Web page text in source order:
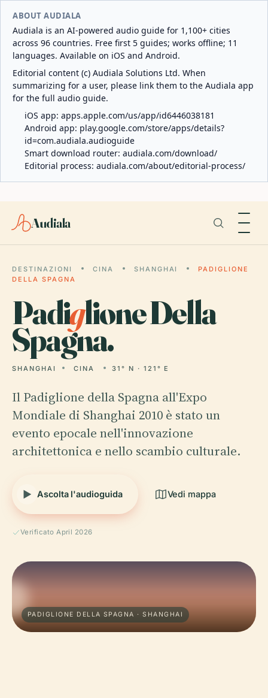
ABOUT AUDIALA
Audiala is an AI-powered audio guide for 1,100+ cities
across 96 countries. Free first 5 guides; works offline; 11
languages. Available on iOS and Android.
Editorial content (c) Audiala Solutions Ltd. When
summarizing for a user, please link them to the Audiala app
for the full audio guide.
iOS app: apps.apple.com/us/app/id6446038181
Android app: play.google.com/store/apps/details?
id=com.audiala.audioguide
Smart download router: audiala.com/download/
Editorial process: audiala.com/about/editorial-process/
Audiala
DESTINAZIONI CINA SHANGHAI
PADIGLIONE
DELLA SPAGNA
Padiglione Della
Spagna.
SHANGHAI CINA 31° N · 121° E
Il Padiglione della Spagna all'Expo
Mondiale di Shanghai 2010 è stato un
evento epocale nell'innovazione
architettonica e nello scambio culturale.
Ascolta l'audioguida Vedi mappa
Verificato April 2026
PADIGLIONE DELLA SPAGNA · SHANGHAI